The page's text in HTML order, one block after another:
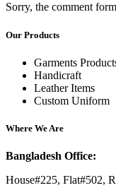
Sorry, the comment
Our Products
Garments
Handicraft
Leather Items
Custom Uniform
Where We Are
Bangladesh Office:
House#225, Flat#502,